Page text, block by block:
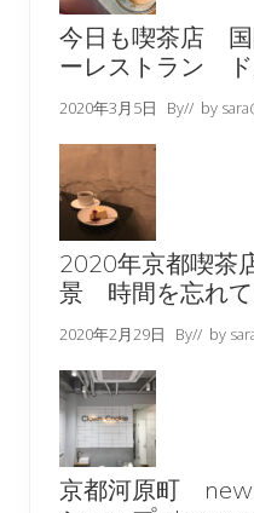
今日も喫茶店 国
ーレストラン
2020年3月5日 By// by
2020年京都喫
景 時間を忘れて
2020年2月29日 By// by
京都河原町 new